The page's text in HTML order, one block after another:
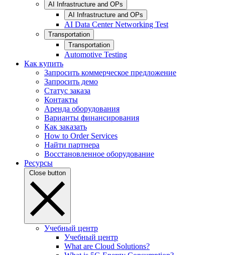
AI Infrastructure and OPs
AI Infrastructure and OPs
AI Data Center Networking Test
Transportation
Transportation
Automotive Testing
Как купить
Запросить коммерческое предложение
Запросить демо
Статус заказа
Контакты
Аренда оборудования
Варианты финансирования
Как заказать
How to Order Services
Найти партнера
Восстановленное оборудование
Ресурсы
Close button
Учебный центр
Учебный центр
What are Cloud Solutions?